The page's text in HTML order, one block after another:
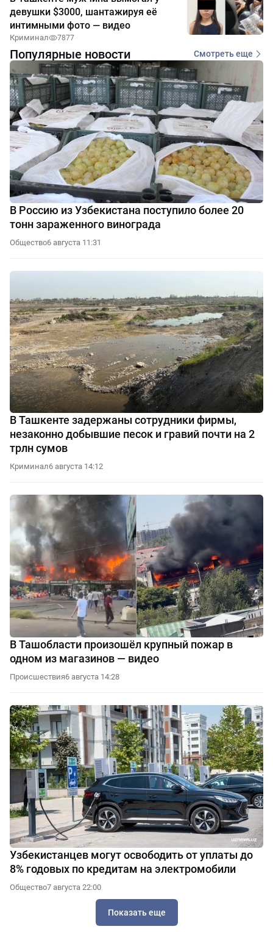
девушки $3000, шантажируя её
интимными фото — видео
Криминал 7877
Популярные новости Смотреть еще
В Россию из Узбекистана поступило более 20
тонн зараженного винограда
Общество6 августа 11:31
В Ташкенте задержаны сотрудники фирмы,
незаконно добывшие песок и гравий почти на 2
трлн сумов
Криминал6 августа 14:12
В Ташобласти произошёл крупный пожар в
одном из магазинов — видео
Происшествия6 августа 14:28
Узбекистанцев могут освободить от уплаты до
8% годовых по кредитам на электромобили
Общество7 августа 22:00
Показать еще